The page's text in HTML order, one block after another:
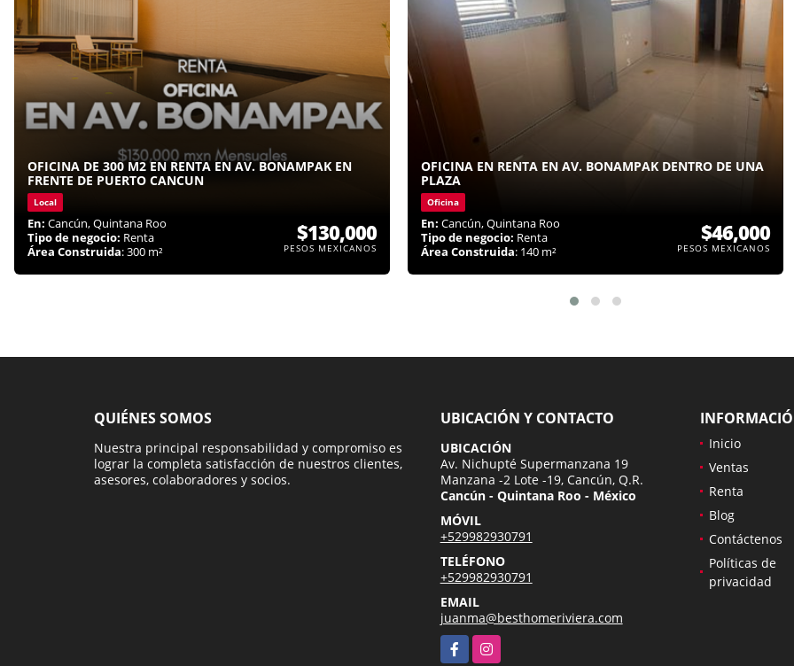
OFICINA DE 300 M2 EN RENTA EN AV. BONAMPAK EN
FRENTE DE PUERTO CANCUN
Local
En: Cancún, Quintana Roo
Tipo de negocio: Renta
Área Construida: 300 m²
$130,000
PESOS MEXICANOS
OFICINA EN RENTA EN AV. BONAMPAK DENTRO DE UNA
PLAZA
Oficina
En: Cancún, Quintana Roo
Tipo de negocio: Renta
Área Construida: 140 m²
$46,000
PESOS MEXICANOS
QUIÉNES SOMOS
Nuestra principal responsabilidad y compromiso es
lograr la completa satisfacción de nuestros clientes,
asesores, colaboradores y socios.
UBICACIÓN Y CONTACTO
UBICACIÓN
Av. Nichupté Supermanzana 19
Manzana -2 Lote -19, Cancún, Q.R.
Cancún - Quintana Roo - México
MÓVIL
+529982930791
TELÉFONO
+529982930791
EMAIL
juanma@besthomeriviera.com
FacebookInstagram
Inicio
Ventas
Renta
Blog
Contáctenos
Políticas de
privacidad